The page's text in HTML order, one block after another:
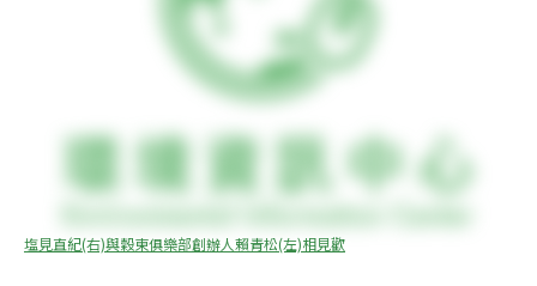
塩見直紀(右)與穀東俱樂部創辦人賴青松(左)相見歡